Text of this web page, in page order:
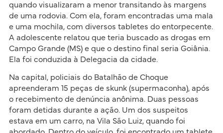
quando visualizaram a menor transitando às margens
de uma rodovia. Com ela, foram encontradas uma mala
e uma mochila, com diversos tabletes do entorpecente.
A adolescente relatou que teria buscado as drogas em
Campo Grande (MS) e que o destino final seria Goiânia.
Ela foi conduzida à Delegacia da cidade.
Na capital, policiais do Batalhão de Choque
apreenderam 15 peças de skunk (supermaconha), após
o recebimento de denúncia anônima. Duas pessoas
foram detidas durante a ação. Um dos suspeitos
estava em um carro, na Vila São Luiz, quando foi